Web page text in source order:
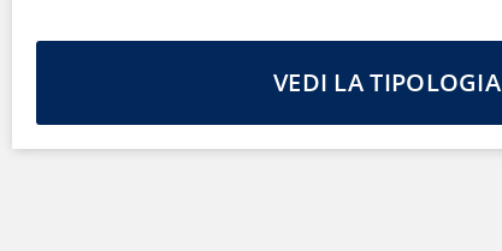
VEDI LA TIPOLOGIA